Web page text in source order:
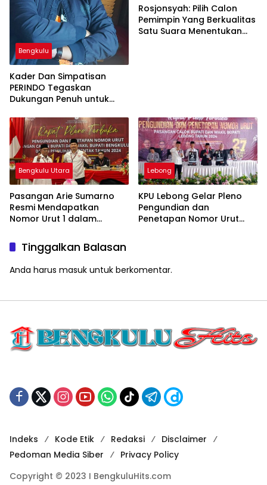
Bengkulu
Kader Dan Simpatisan
PERINDO Tegaskan
Dukungan Penuh untuk
di Pilgub Bengkulu
Rosjonsyah: Pilih Calon
Pemimpin Yang Berkualitas
Satu Suara Menentukan
Bengkulu Utara
Pasangan Arie Sumarno
Resmi Mendapatkan
Nomor Urut 1 dalam
2024
Lebong
KPU Lebong Gelar Pleno
Pengundian dan
Penetapan Nomor Urut
Tinggalkan Balasan
Anda harus masuk untuk berkomentar.
Indeks Kode Etik Redaksi
Disclaimer
Pedoman Media Siber
Privacy Policy
Copyright © 2023 I BengkuluHits.com